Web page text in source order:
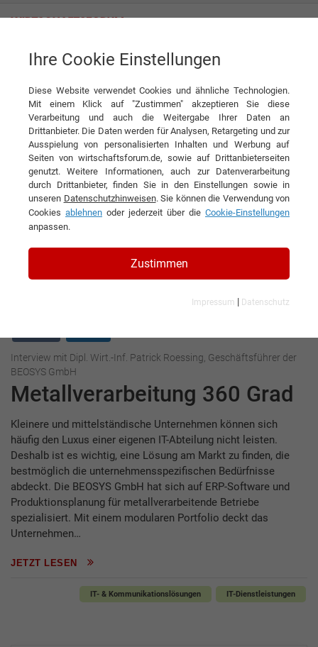
BEOSYS GmbH
Interviews der BEOSYS GmbH
Interview mit Dipl. Wirt.-Inf. Patrick Roessing, Geschäftsführer der
BEOSYS GmbH
Metallverarbeitung 360 Grad
Kleinere und mittelständische Unternehmen können sich
häufig den Luxus einer eigenen IT-Abteilung nicht leisten.
Deshalb ist es wichtig, eine Lösung am Markt zu finden, die
bestmöglich die unternehmensspezifischen Bedürfnisse
abdeckt. Die BEOSYS GmbH hat sich auf ERP-Software und
Produktionsplanung für metallverarbeitende Betriebe
spezialisiert. Mit einem modularen Portfolio deckt das
Unternehmen…
JETZT LESEN
IT- & Kommunikationslösungen IT-Dienstleistungen
Ihre Cookie Einstellungen
Diese Website verwendet Cookies und ähnliche Technologien.
Mit einem Klick auf "Zustimmen" akzeptieren Sie diese
Verarbeitung und auch die Weitergabe Ihrer Daten an
Drittanbieter. Die Daten werden für Analysen, Retargeting und zur
Ausspielung von personalisierten Inhalten und Werbung auf
Seiten von wirtschaftsforum.de, sowie auf Drittanbieterseiten
genutzt. Weitere Informationen, auch zur Datenverarbeitung
durch Drittanbieter, finden Sie in den Einstellungen sowie in
unseren Datenschutzhinweisen. Sie können die Verwendung von
Cookies ablehnen oder jederzeit über die Cookie-Einstellungen
anpassen.
Zustimmen
Impressum | Datenschutz